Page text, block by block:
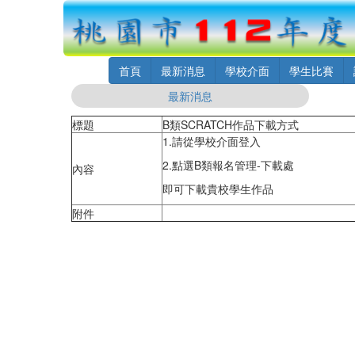
首頁 最新消息 學校介面 學生比賽
最新消息
標題
B類SCRATCH作品下載方式
內容
1.請從學校介面登入
2.點選B類報名管理-下載處
即可下載貴校學生作品
附件